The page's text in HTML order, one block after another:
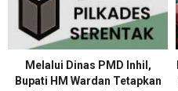
Melalui Dinas PMD Inhil,
Bupati HM Wardan Tetapkan